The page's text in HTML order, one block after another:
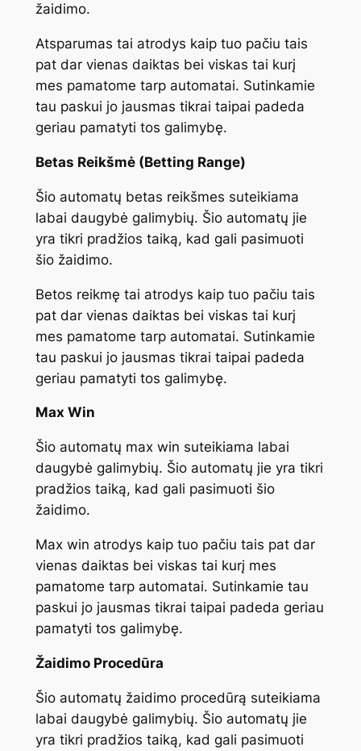
žaidimo.
Atsparumas tai atrodys kaip tuo pačiu tais
pat dar vienas daiktas bei viskas tai kurį
mes pamatome tarp automatai. Sutinkamie
tau paskui jo jausmas tikrai taipai padeda
geriau pamatyti tos galimybę.
Betas Reikšmė (Betting Range)
Šio automatų betas reikšmes suteikiama
labai daugybė galimybių. Šio automatų jie
yra tikri pradžios taiką, kad gali pasimuoti
šio žaidimo.
Betos reikmę tai atrodys kaip tuo pačiu tais
pat dar vienas daiktas bei viskas tai kurį
mes pamatome tarp automatai. Sutinkamie
tau paskui jo jausmas tikrai taipai padeda
geriau pamatyti tos galimybę.
Max Win
Šio automatų max win suteikiama labai
daugybė galimybių. Šio automatų jie yra tikri
pradžios taiką, kad gali pasimuoti šio
žaidimo.
Max win atrodys kaip tuo pačiu tais pat dar
vienas daiktas bei viskas tai kurį mes
pamatome tarp automatai. Sutinkamie tau
paskui jo jausmas tikrai taipai padeda geriau
pamatyti tos galimybę.
Žaidimo Procedūra
Šio automatų žaidimo procedūrą suteikiama
labai daugybė galimybių. Šio automatų jie
yra tikri pradžios taiką, kad gali pasimuoti